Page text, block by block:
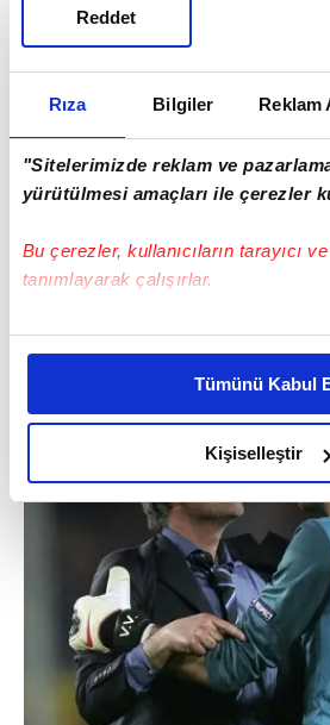
Rıza Bilgiler Reklam
"Sitelerimizde reklam ve
yürütülmesi amaçları ile çerezler
Bu çerezler, kullanıcıların tarayıcı
tanımlayarak çalışırlar.
Bu çerezlere izin vermeniz halinde
daha iyi reklam deneyimi
amacımızın size daha iyi bir
olduğunu ve sizlere en iyi içerikleri
elimizden gelen çabayı
reklamların maliyetlerimizi
kalemimiz olduğunu sizlere
Her halükârda, kullanıcılar, bu
takdirde, kullanıcılara hedefli
gösterilmeyecektir."
Sizlere daha iyi bir hizmet
Tümünü Kabul
Kişiselleştir
Reddet